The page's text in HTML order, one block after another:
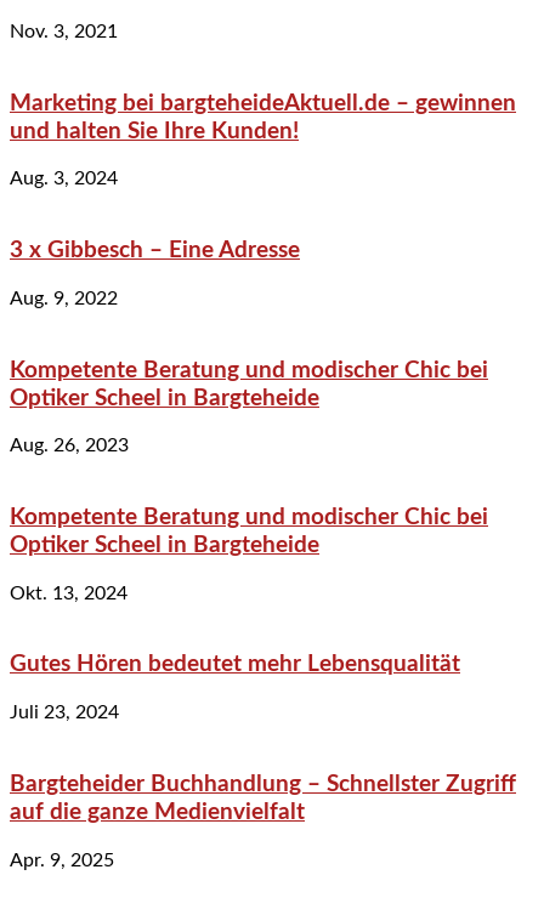
Nov. 3, 2021
Marketing bei bargteheideAktuell.de – gewinnen
und halten Sie Ihre Kunden!
Aug. 3, 2024
3 x Gibbesch – Eine Adresse
Aug. 9, 2022
Kompetente Beratung und modischer Chic bei
Optiker Scheel in Bargteheide
Aug. 26, 2023
Kompetente Beratung und modischer Chic bei
Optiker Scheel in Bargteheide
Okt. 13, 2024
Gutes Hören bedeutet mehr Lebensqualität
Juli 23, 2024
Bargteheider Buchhandlung – Schnellster Zugriff
auf die ganze Medienvielfalt
Apr. 9, 2025